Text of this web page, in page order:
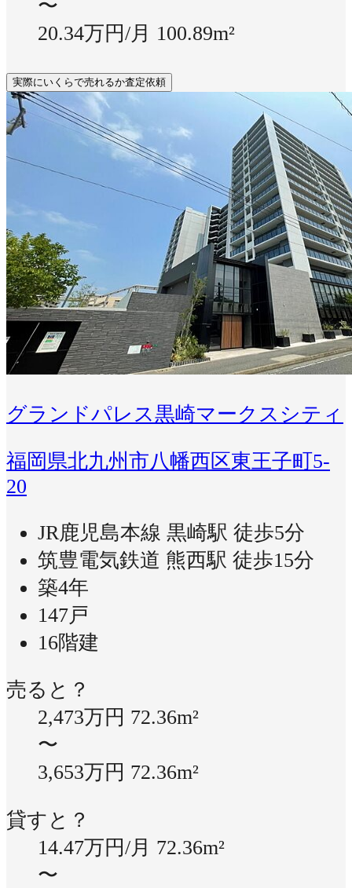
〜
20.34万円/月 100.89m²
実際にいくらで売れるか査定依頼
グランドパレス黒崎マークスシティ
福岡県北九州市八幡西区東王子町5-
20
JR鹿児島本線 黒崎駅 徒歩5分
筑豊電気鉄道 熊西駅 徒歩15分
築4年
147戸
16階建
売ると？
2,473万円 72.36m²
〜
3,653万円 72.36m²
貸すと？
14.47万円/月 72.36m²
〜